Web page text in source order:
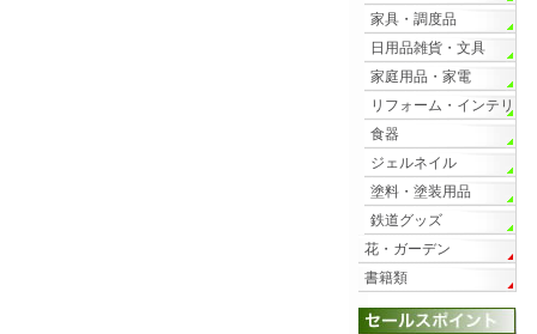
家具・調度品
日用品雑貨・文具
家庭用品・家電
リフォーム・インテリ
ア
食器
ジェルネイル
塗料・塗装用品
鉄道グッズ
花・ガーデン
書籍類